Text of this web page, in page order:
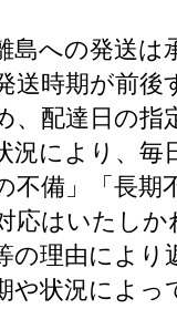
島への発送は
送時期が前後
、配達日の指
況により、
不備」「長
応はいたしか
の理由によ
や状況によ